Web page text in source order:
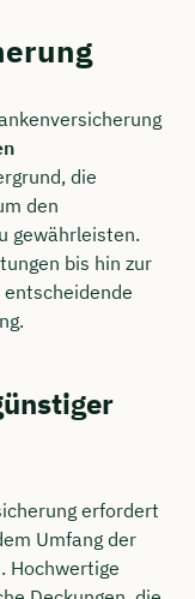
die
den
gewährleisten.
bis hin zur
erfordert
Umfang der
Hochwertige